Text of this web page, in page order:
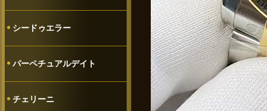
シードゥエラー
パーペチュアルデイト
チェリーニ